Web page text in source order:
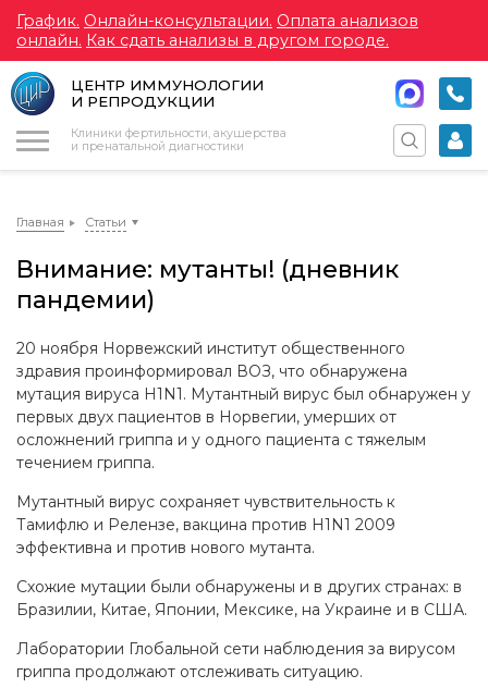
График. Онлайн-консультации. Оплата анализов
онлайн. Как сдать анализы в другом городе.
ЦЕНТР ИММУНОЛОГИИ
И РЕПРОДУКЦИИ
Клиники фертильности, акушерства
и пренатальной диагностики
Главная Статьи
Внимание: мутанты! (дневник
пандемии)
20 ноября Норвежский институт общественного
здравия проинформировал ВОЗ, что обнаружена
мутация вируса H1N1. Мутантный вирус был обнаружен у
первых двух пациентов в Норвегии, умерших от
осложнений гриппа и у одного пациента с тяжелым
течением гриппа.
Мутантный вирус сохраняет чувствительность к
Тамифлю и Релензе, вакцина против H1N1 2009
эффективна и против нового мутанта.
Схожие мутации были обнаружены и в других странах: в
Бразилии, Китае, Японии, Мексике, на Украине и в США.
Лаборатории Глобальной сети наблюдения за вирусом
гриппа продолжают отслеживать ситуацию.